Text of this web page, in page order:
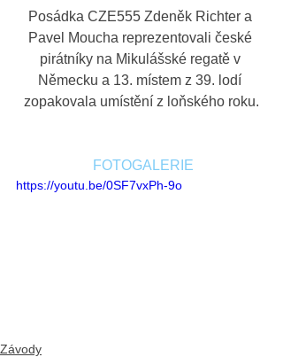
Posádka CZE555 Zdeněk Richter a
Pavel Moucha reprezentovali české
pirátníky na Mikulášské regatě v
Německu a 13. místem z 39. lodí
zopakovala umístění z loňského roku.
FOTOGALERIE
https://youtu.be/0SF7vxPh-9o
Závody